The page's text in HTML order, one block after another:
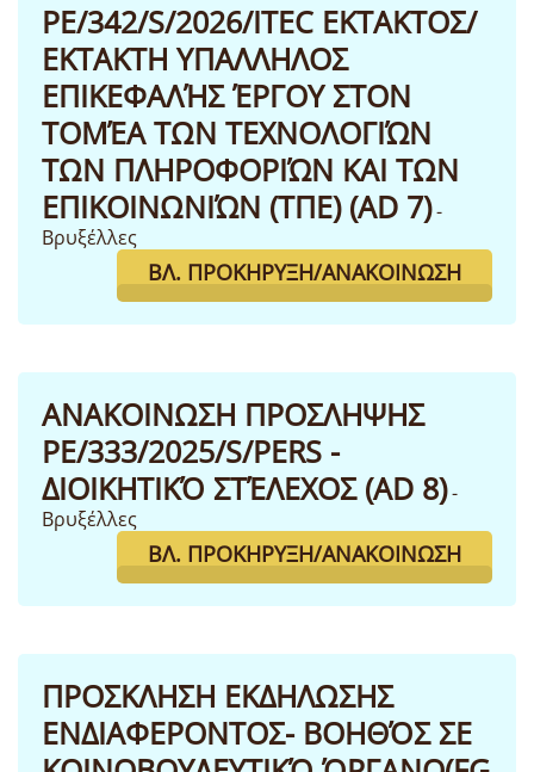
PE/342/S/2026/ITEC ΕΚΤΑΚΤΟΣ/
ΕΚΤΑΚΤΗ ΥΠΑΛΛΗΛΟΣ
ΕΠΙΚΕΦΑΛΉΣ ΈΡΓΟΥ ΣΤΟΝ
ΤΟΜΈΑ ΤΩΝ ΤΕΧΝΟΛΟΓΙΏΝ
ΤΩΝ ΠΛΗΡΟΦΟΡΙΏΝ ΚΑΙ ΤΩΝ
ΕΠΙΚΟΙΝΩΝΙΏΝ (ΤΠΕ) (AD 7)-
Βρυξέλλες
ΒΛ. ΠΡΟΚΉΡΥΞΗ/ΑΝΑΚΟΊΝΩΣΗ
ΑΝΑΚΟΙΝΩΣΗ ΠΡΟΣΛΗΨΗΣ
PE/333/2025/S/PERS -
ΔΙΟΙΚΗΤΙΚΌ ΣΤΈΛΕΧΟΣ (AD 8)-
Βρυξέλλες
ΒΛ. ΠΡΟΚΉΡΥΞΗ/ΑΝΑΚΟΊΝΩΣΗ
ΠΡΟΣΚΛΗΣΗ ΕΚΔΗΛΩΣΗΣ
ΕΝΔΙΑΦΕΡΟΝΤΟΣ- ΒΟΗΘΌΣ ΣΕ